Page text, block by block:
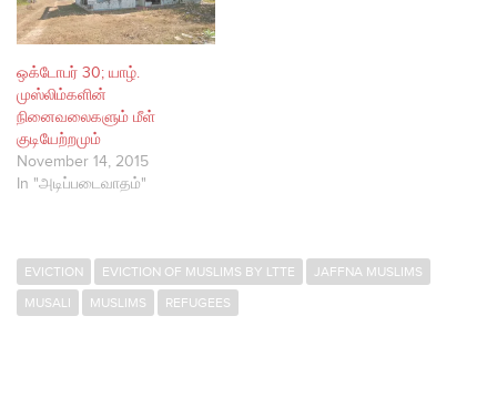
ஒக்டோபர் 30; யாழ்.
முஸ்லிம்களின்
நினைவலைகளும் மீள்
குடியேற்றமும்
November 14, 2015
In "அடிப்படைவாதம்"
EVICTION EVICTION OF MUSLIMS BY LTTE
JAFFNA MUSLIMS
MUSALI
MUSLIMS REFUGEES